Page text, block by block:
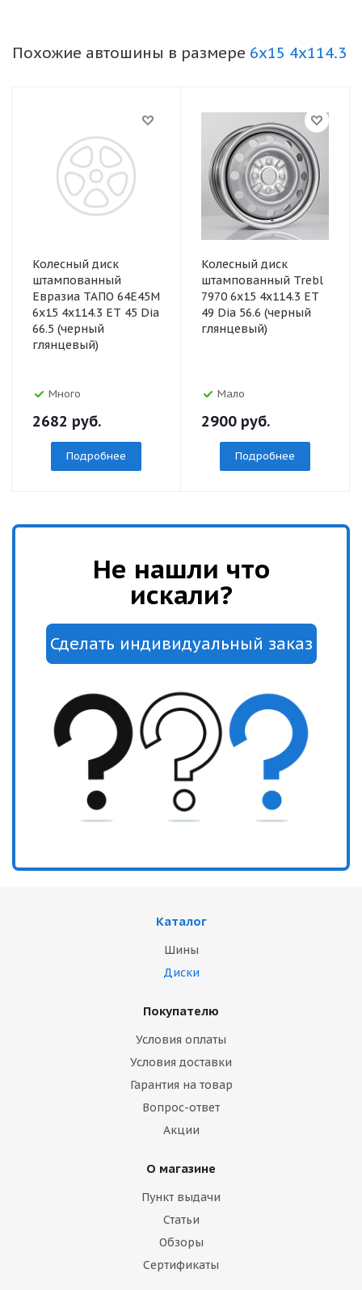
Похожие автошины в размере 6x15 4x114.3
Колесный диск
штампованный
Евразиа ТАПО 64E45M
6x15 4x114.3 ET 45 Dia
66.5 (черный
глянцевый)
Много
2682 руб.
Подробнее
Колесный диск
штампованный Trebl
7970 6x15 4x114.3 ET
49 Dia 56.6 (черный
глянцевый)
Мало
2900 руб.
Подробнее
Не нашли что
искали?
Каталог
Шины
Диски
Покупателю
Условия оплаты
Условия доставки
Гарантия на товар
Вопрос-ответ
Акции
О магазине
Пункт выдачи
Статьи
Обзоры
Сертификаты